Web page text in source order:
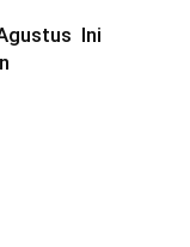
Ini